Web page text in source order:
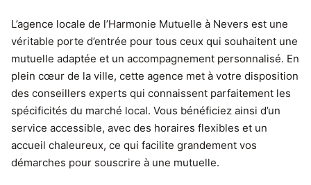
L’agence locale de l’Harmonie Mutuelle à Nevers est une
véritable porte d’entrée pour tous ceux qui souhaitent une
mutuelle adaptée et un accompagnement personnalisé. En
plein cœur de la ville, cette agence met à votre disposition
des conseillers experts qui connaissent parfaitement les
spécificités du marché local. Vous bénéficiez ainsi d’un
service accessible, avec des horaires flexibles et un
accueil chaleureux, ce qui facilite grandement vos
démarches pour souscrire à une mutuelle.